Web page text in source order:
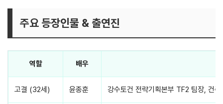
주요 등장인물 & 출연진
역할 배우
고결 (32세) 윤종훈 강수토건 전략기획본부 TF2 팀장, 건